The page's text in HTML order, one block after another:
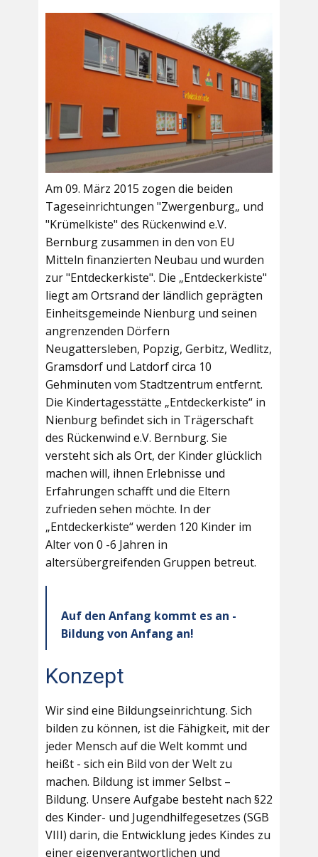
Am 09. März 2015 zogen die beiden
Tageseinrichtungen "Zwergenburg„ und
"Krümelkiste" des Rückenwind e.V.
Bernburg zusammen in den von EU
Mitteln finanzierten Neubau und wurden
zur "Entdeckerkiste". Die „Entdeckerkiste"
liegt am Ortsrand der ländlich geprägten
Einheitsgemeinde Nienburg und seinen
angrenzenden Dörfern
Neugattersleben, Popzig, Gerbitz, Wedlitz,
Gramsdorf und Latdorf circa 10
Gehminuten vom Stadtzentrum entfernt.
Die Kindertagesstätte „Entdeckerkiste“ in
Nienburg befindet sich in Trägerschaft
des Rückenwind e.V. Bernburg. Sie
versteht sich als Ort, der Kinder glücklich
machen will, ihnen Erlebnisse und
Erfahrungen schafft und die Eltern
zufrieden sehen möchte. In der
„Entdeckerkiste“ werden 120 Kinder im
Alter von 0 -6 Jahren in
altersübergreifenden Gruppen betreut.
Auf den Anfang kommt es an -
Bildung von Anfang an!
Konzept
Wir sind eine Bildungseinrichtung. Sich
bilden zu können, ist die Fähigkeit, mit der
jeder Mensch auf die Welt kommt und
heißt - sich ein Bild von der Welt zu
machen. Bildung ist immer Selbst –
Bildung. Unsere Aufgabe besteht nach §22
des Kinder- und Jugendhilfegesetzes (SGB
VIII) darin, die Entwicklung jedes Kindes zu
einer eigenverantwortlichen und